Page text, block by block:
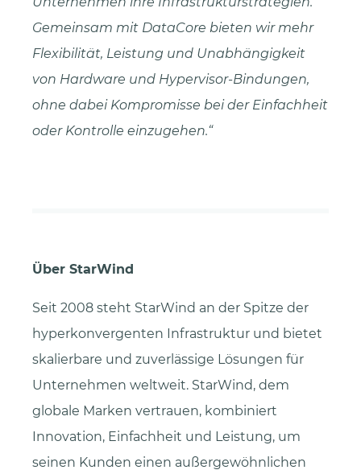
Gemeinsam mit DataCore bieten wir mehr
Flexibilität, Leistung und Unabhängigkeit
von Hardware und Hypervisor-Bindungen,
ohne dabei Kompromisse bei der Einfachheit
oder Kontrolle einzugehen.“
Über StarWind
Seit 2008 steht StarWind an der Spitze der
hyperkonvergenten Infrastruktur und bietet
skalierbare und zuverlässige Lösungen für
Unternehmen weltweit. StarWind, dem
globale Marken vertrauen, kombiniert
Innovation, Einfachheit und Leistung, um
seinen Kunden einen außergewöhnlichen